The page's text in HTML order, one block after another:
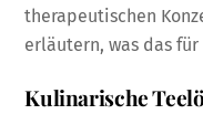
therapeutischen
erläutern, was das
Kulinarische